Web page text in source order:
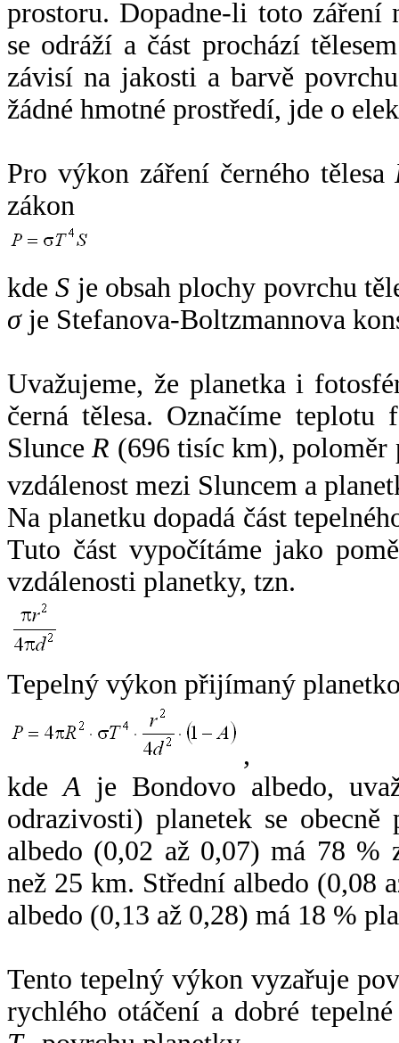
prostoru. Dopadne-li toto záření
se odráží a část prochází
závisí na jakosti a barvě
žádné hmotné prostředí, jde o
Pro výkon záření černého tělesa
zákon
kdeS je obsah plochy povrchu
σje Stefanova-Boltzmannova
Uvažujeme, že planetka i
černá tělesa. Označíme
SlunceR (696 tisíc km),
vzdálenost mezi Sluncem a
Na planetku dopadá část
Tuto část vypočítáme jako
vzdálenosti planetky, tzn.
Tepelný výkon přijímaný
,
kdeA je Bondovo albedo,
odrazivosti) planetek se
albedo (0,02 až 0,07) má 78 %
než 25 km. Střední albedo (0,08
albedo (0,13 až 0,28) má 18 %
Tento tepelný výkon vyzařuje
rychlého otáčení a dobré